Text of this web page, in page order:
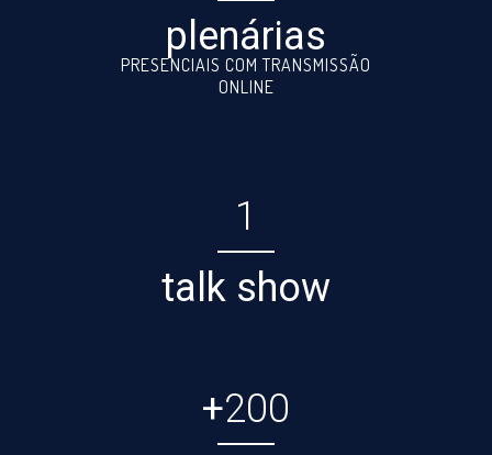
plenárias
PRESENCIAIS COM TRANSMISSÃO
ONLINE
1
talk show
+200